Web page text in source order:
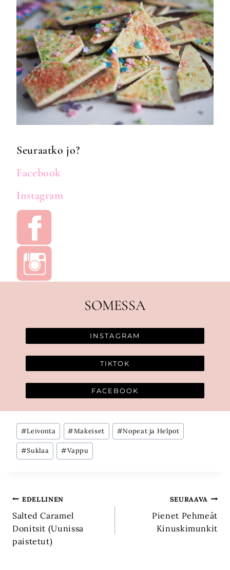
Seuraatko jo?
Facebook
Instagram
SOMESSA
INSTAGRAM
TIKTOK
FACEBOOK
Avainsanat:
#Leivonta #Makeiset #Nopeat ja Helpot
#Suklaa #Vappu
Artikkelien
selaus
EDELLINEN
Salted Caramel
Donitsit (Uunissa
paistetut)
SEURAAVA
Pienet Pehmeät
Kinuskimunkit